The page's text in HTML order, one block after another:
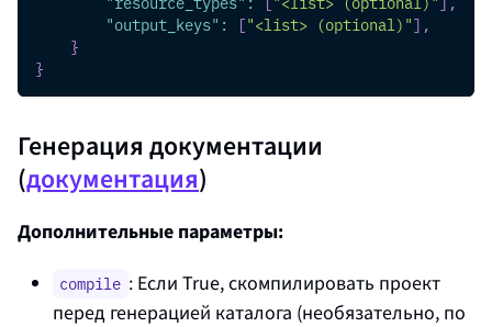
"output_keys" : ["<list> (optional)"] ,
}
}
Генерация документации
(документация)
Дополнительные параметры:
compile : Если True, скомпилировать проект
перед генерацией каталога (необязательно, по